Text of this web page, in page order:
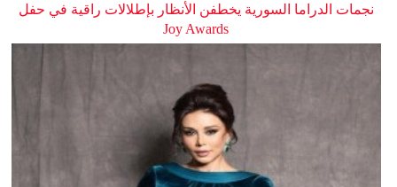
نجمات الدراما السورية يخطفن الأنظار بإطلالات راقية في حفل
Joy Awards